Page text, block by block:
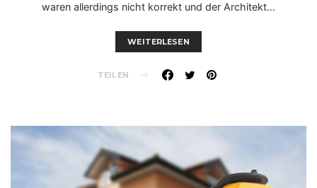
waren allerdings nicht korrekt und der Architekt…
WEITERLESEN
TEILEN